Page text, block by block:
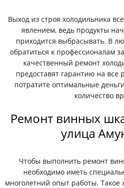
Выход из строя холодильника
явлением, ведь продукты
приходится выбрасывать. В
обратиться к профессионалам
качественный ремонт
предоставят гарантию на все
потратите оптимальные
количество
Ремонт винных
улица
Чтобы выполнить ремонт
необходимо иметь
многолетний опыт работы. Такое